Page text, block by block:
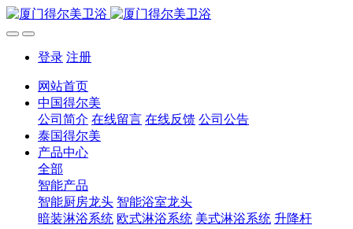
登录 注册
网站首页
中国得尔美
公司简介 在线留言 在线反馈 公司公告
泰国得尔美
产品中心
全部
智能产品
智能厨房龙头 智能浴室龙头
暗装淋浴系统 欧式淋浴系统 美式淋浴系统 升降杆